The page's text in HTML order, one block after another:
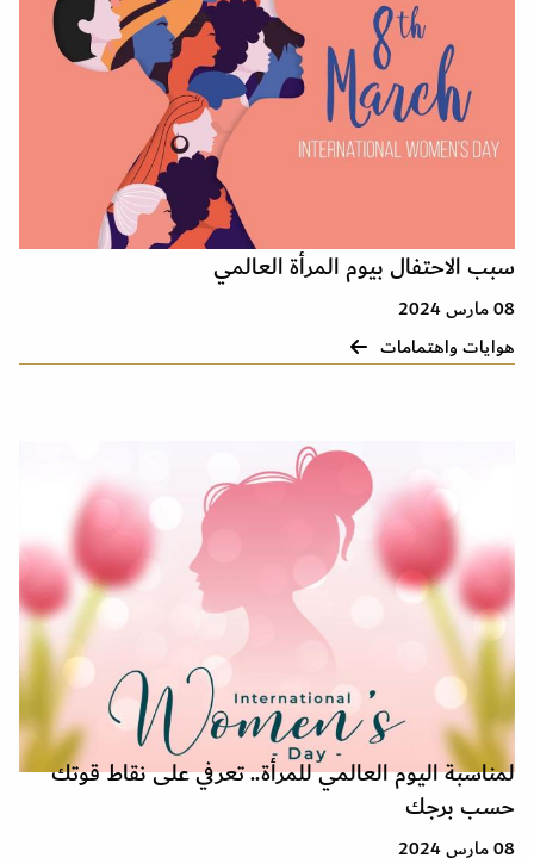
سبب الاحتفال بيوم المرأة العالمي
08 مارس 2024
هوايات واهتمامات
لمناسبة اليوم العالمي للمرأة.. تعرفي على نقاط قوتك
حسب برجك
08 مارس 2024